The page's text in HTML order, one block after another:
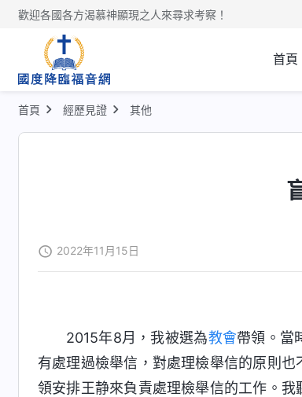
歡迎各國各方渴慕神顯現之人來尋求考察！
首頁
首頁 經歷見證 其他
2022年11月15日
2015年8月，我被選為教會帶領。當
有處理過檢舉信，對處理檢舉信的原則
領安排王静來負責處理檢舉信的工作。我